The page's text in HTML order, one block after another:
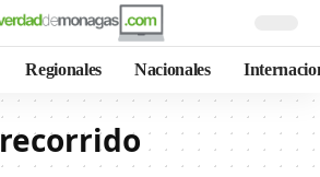
Regionales Nacionales
recorrido